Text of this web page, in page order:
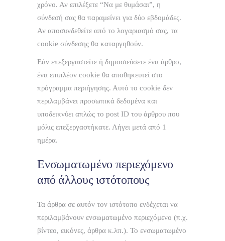
χρόνο. Αν επιλέξετε “Να με θυμάσαι”, η
σύνδεσή σας θα παραμείνει για δύο εβδομάδες.
Αν αποσυνδεθείτε από το λογαριασμό σας, τα
cookie σύνδεσης θα καταργηθούν.
Εάν επεξεργαστείτε ή δημοσιεύσετε ένα άρθρο,
ένα επιπλέον cookie θα αποθηκευτεί στο
πρόγραμμα περιήγησης. Αυτό το cookie δεν
περιλαμβάνει προσωπικά δεδομένα και
υποδεικνύει απλώς το post ID του άρθρου που
μόλις επεξεργαστήκατε. Λήγει μετά από 1
ημέρα.
Ενσωματωμένο περιεχόμενο
από άλλους ιστότοπους
Τα άρθρα σε αυτόν τον ιστότοπο ενδέχεται να
περιλαμβάνουν ενσωματωμένο περιεχόμενο (π.χ.
βίντεο, εικόνες, άρθρα κ.λπ.). Το ενσωματωμένο